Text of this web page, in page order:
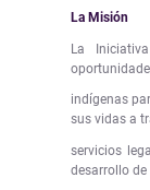
La Misión
La
indígenas
sus vidas a
servicios
desarrollo de